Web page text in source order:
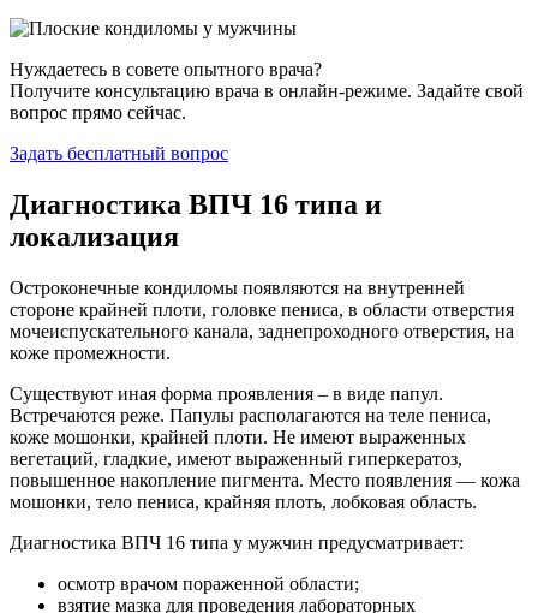
Нуждаетесь в совете опытного врача?
Получите консультацию врача в онлайн-режиме. Задайте свой
вопрос прямо сейчас.
Задать бесплатный вопрос
Диагностика ВПЧ 16 типа и
локализация
Остроконечные кондиломы появляются на внутренней
стороне крайней плоти, головке пениса, в области отверстия
мочеиспускательного канала, заднепроходного отверстия, на
коже промежности.
Существуют иная форма проявления – в виде папул.
Встречаются реже. Папулы располагаются на теле пениса,
коже мошонки, крайней плоти. Не имеют выраженных
вегетаций, гладкие, имеют выраженный гиперкератоз,
повышенное накопление пигмента. Место появления — кожа
мошонки, тело пениса, крайняя плоть, лобковая область.
Диагностика ВПЧ 16 типа у мужчин предусматривает:
осмотр врачом пораженной области;
взятие мазка для проведения лабораторных